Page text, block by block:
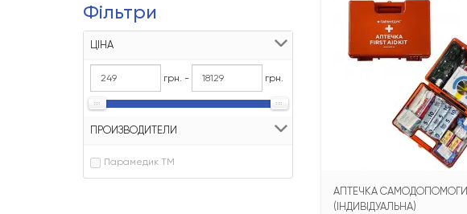
фільтри
ЦІНА
грн. - грн.
ПРОИЗВОДИТЕЛИ
Парамедик ТМ
АПТЕЧКА САМОДОПОМОГИ
(ІНДИВІДУАЛЬНА)